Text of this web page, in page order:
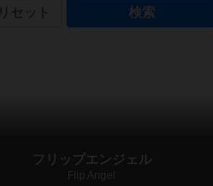
リセット
フリップエンジェル
Flip Angel